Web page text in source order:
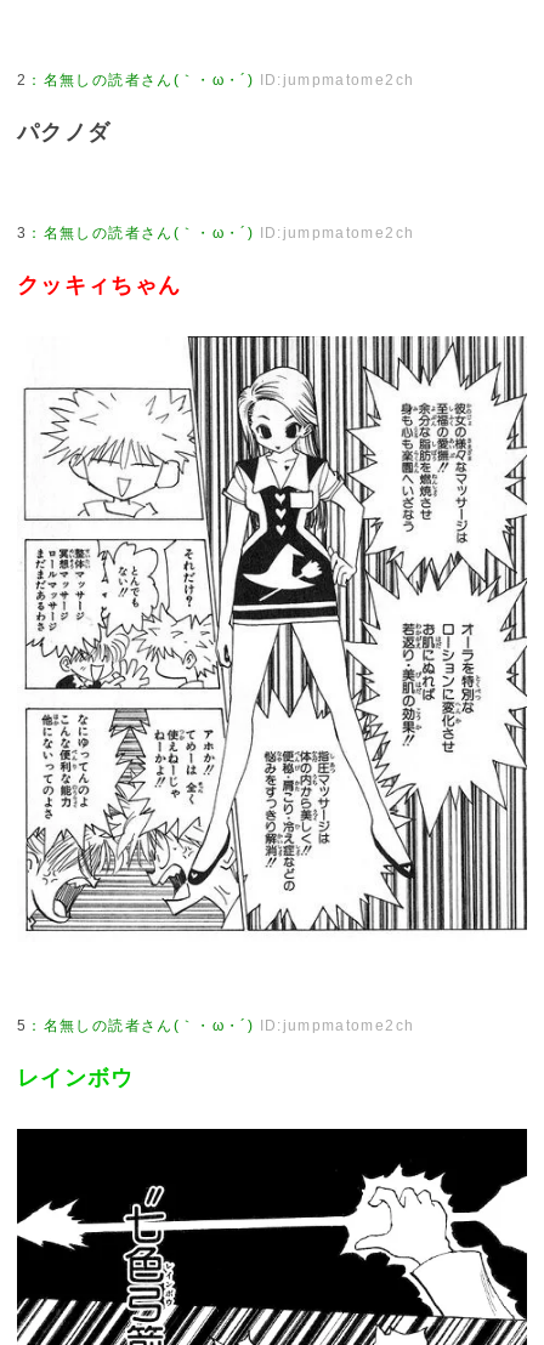
2 ： 名無しの読者さん(｀・ω・´) ID:jumpmatome2ch
パクノダ
3 ： 名無しの読者さん(｀・ω・´) ID:jumpmatome2ch
クッキィちゃん
5 ： 名無しの読者さん(｀・ω・´) ID:jumpmatome2ch
レインボウ